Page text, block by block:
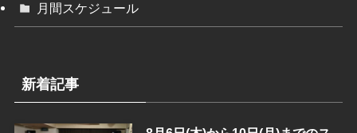
月間スケジュール
新着記事